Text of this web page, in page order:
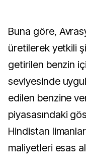
Buna göre,
üretilerek yetkili
getirilen benzin
seviyesinde
edilen benzine
piyasasındaki
Hindistan
maliyetleri esas